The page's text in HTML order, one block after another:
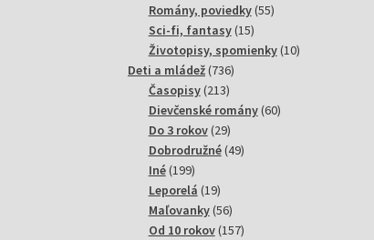
produktov
Romány, poviedky 5555
Sci-fi, fantasy 1515
produktov
Životopisy, spomienky 1010
Deti a mládež 736736
Časopisy 213213
produktov
Dievčenské romány 6060
Do 3 rokov 2929
produktov
Dobrodružné 4949
Iné 199199
produktov
Leporelá 1919
produktov
Maľovanky 5656
produktov
Od 10 rokov 157157